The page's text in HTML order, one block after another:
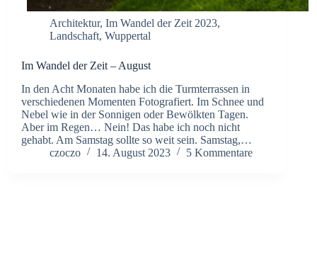
Architektur, Im Wandel der Zeit 2023,
Landschaft, Wuppertal
Im Wandel der Zeit – August
In den Acht Monaten habe ich die Turmterrassen in
verschiedenen Momenten Fotografiert. Im Schnee und
Nebel wie in der Sonnigen oder Bewölkten Tagen.
Aber im Regen… Nein! Das habe ich noch nicht
gehabt. Am Samstag sollte so weit sein. Samstag,…
czoczo
14. August 2023 5 Kommentare